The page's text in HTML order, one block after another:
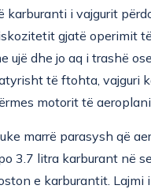
karburanti i vajgurit
gjatë operimit
ujë dhe jo aq i trashë
të ftohta, vajguri
motorit të
marrë parasysh që
3.7 litra karburant në
e karburantit. Lajmi